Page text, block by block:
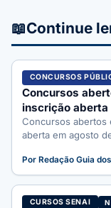
📖Continue
CONCURSOS
Concursos
inscrição aberta
Concursos abertos
aberta em agosto
Por Redação Guia
CURSOS SENAI